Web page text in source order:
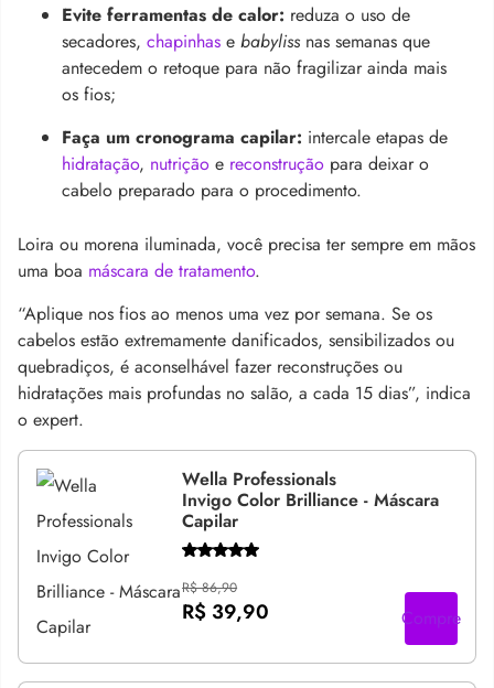
Evite ferramentas de calor: reduza o uso de
secadores, chapinhas e babyliss nas semanas que
antecedem o retoque para não fragilizar ainda mais
os fios;
Faça um cronograma capilar: intercale etapas de
hidratação, nutrição e reconstrução para deixar o
cabelo preparado para o procedimento.
Loira ou morena iluminada, você precisa ter sempre em mãos
uma boa máscara de tratamento.
“Aplique nos fios ao menos uma vez por semana. Se os
cabelos estão extremamente danificados, sensibilizados ou
quebradiços, é aconselhável fazer reconstruções ou
hidratações mais profundas no salão, a cada 15 dias”, indica
o expert.
Wella Professionals
Invigo Color Brilliance - Máscara
Capilar
R$ 86,90
R$ 39,90 Compre